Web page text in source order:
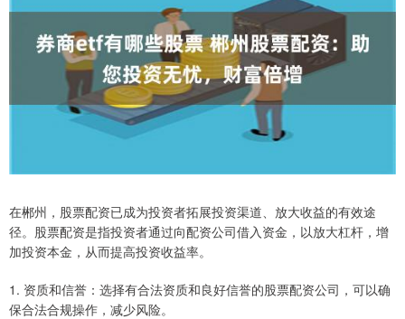
在郴州，股票配资已成为投资者拓展投资渠道、放大收益的有效途
径。股票配资是指投资者通过向配资公司借入资金，以放大杠杆，增
加投资本金，从而提高投资收益率。
1. 资质和信誉：选择有合法资质和良好信誉的股票配资公司，可以确
保合法合规操作，减少风险。